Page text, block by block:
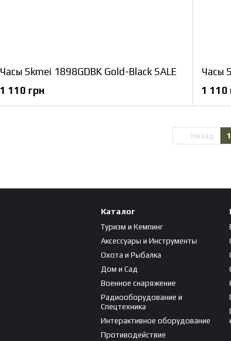
Часы Skmei 1898GDBK Gold-Black SALE
1 110 грн
1 110
Назад 1
Каталог
Туризм и Кемпинг
Аксессуары и Инструменты
Охота и Рыбалка
Дом и Сад
Военное снаряжение
Радиооборудование и
Спецтехника
Интерактивное оборудование
Противодействие